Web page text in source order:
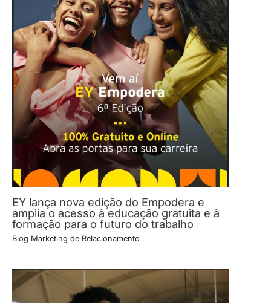
EY lança nova edição do Empodera e
amplia o acesso à educação gratuita e à
formação para o futuro do trabalho
Blog Marketing de Relacionamento